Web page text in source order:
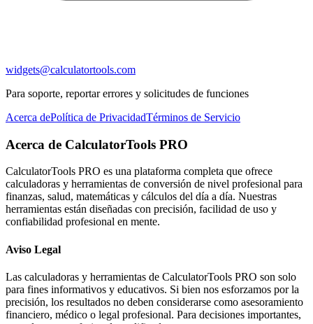
widgets@calculatortools.com
Para soporte, reportar errores y solicitudes de funciones
Acerca dePolítica de PrivacidadTérminos de Servicio
Acerca de CalculatorTools PRO
CalculatorTools PRO es una plataforma completa que ofrece
calculadoras y herramientas de conversión de nivel profesional para
finanzas, salud, matemáticas y cálculos del día a día. Nuestras
herramientas están diseñadas con precisión, facilidad de uso y
confiabilidad profesional en mente.
Aviso Legal
Las calculadoras y herramientas de CalculatorTools PRO son solo
para fines informativos y educativos. Si bien nos esforzamos por la
precisión, los resultados no deben considerarse como asesoramiento
financiero, médico o legal profesional. Para decisiones importantes,